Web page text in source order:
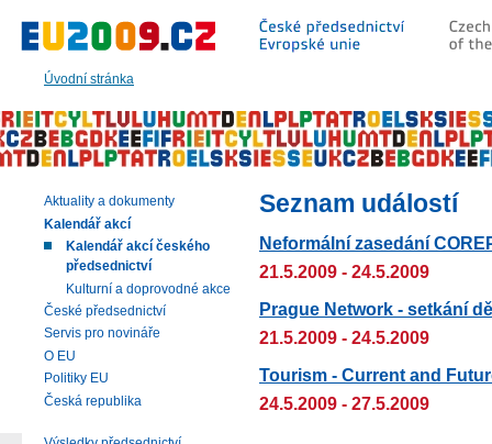
Úvodní stránka
hlavní
|
navigaci
|
vyhledávání
Seznam událostí
Neformální zasedání
21.5.2009 - 24.5.2009
Prague Network - setkání
21.5.2009 - 24.5.2009
Tourism - Current and
24.5.2009 - 27.5.2009
Aktuality a dokumenty
Kalendář akcí
Kalendář akcí českého
předsednictví
Kulturní a doprovodné akce
České předsednictví
Servis pro novináře
O EU
Politiky EU
Česká republika